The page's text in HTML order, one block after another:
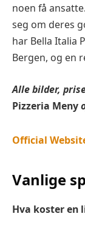
noen få
seg om deres
har Bella Italia
Bergen, og en
Alle bilder,
Pizzeria Meny
Official
Vanlige
Hva koster en